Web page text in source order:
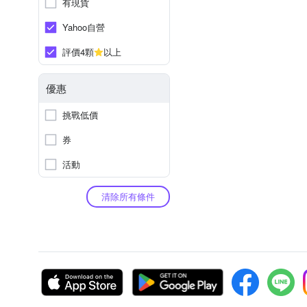
Yahoo自營
評價4顆
以上
優惠
挑戰低價
券
活動
清除所有條件